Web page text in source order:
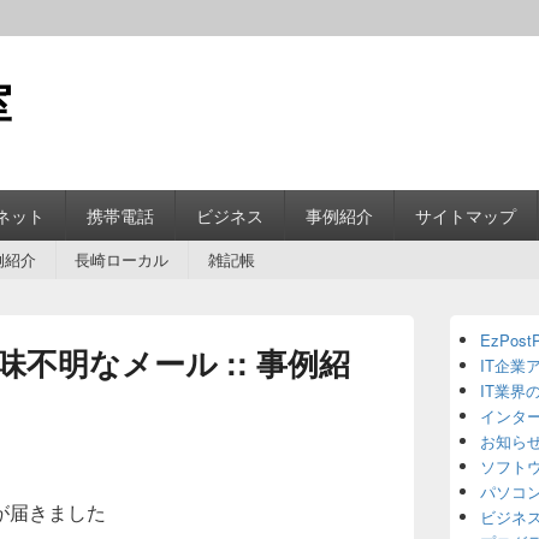
ット 携帯電話 ビジネス 事例紹介 サイトマップ
介 長崎ローカル 雑記帳
不明なメール :: 事例紹
届きました
Sidebar
Widget
Area
IT企業
IT業界
インタ
お知ら
ソフト
パソコ
ビジネ